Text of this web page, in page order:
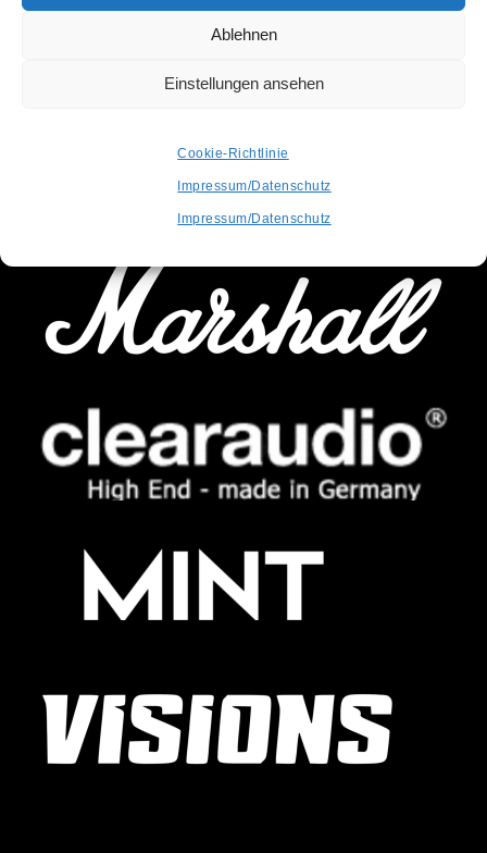
Ablehnen
Einstellungen ansehen
Cookie-Richtlinie
Impressum/Datenschutz
Impressum/Datenschutz
OFFICIAL PARTNER
SUPPORTED BY